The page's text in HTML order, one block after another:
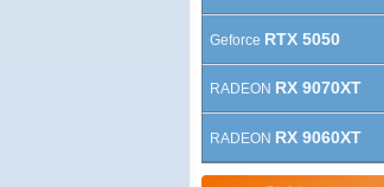
Geforce RTX 5050
RADEON RX 9070XT
RADEON RX 9060XT